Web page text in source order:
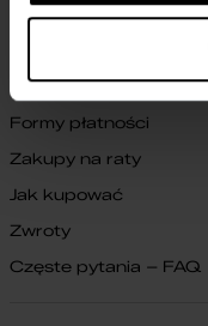
Kontakt
SKLEP
Formy płatności
Zakupy na raty
Jak kupować
Zwroty
Częste pytania – FAQ